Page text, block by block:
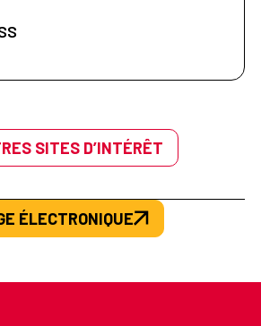
SITES D’INTÉRÊT
ÉLECTRONIQUE